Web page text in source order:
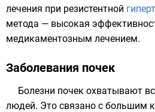
лечения при резистентной
метода — высокая
медикаментозным лечением.
Заболевания почек
Болезни почек охватывают
людей. Это связано с большим